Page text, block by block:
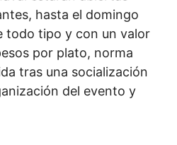
hasta el domingo
todo tipo y con un valor
por plato, norma
tras una socialización
del evento y